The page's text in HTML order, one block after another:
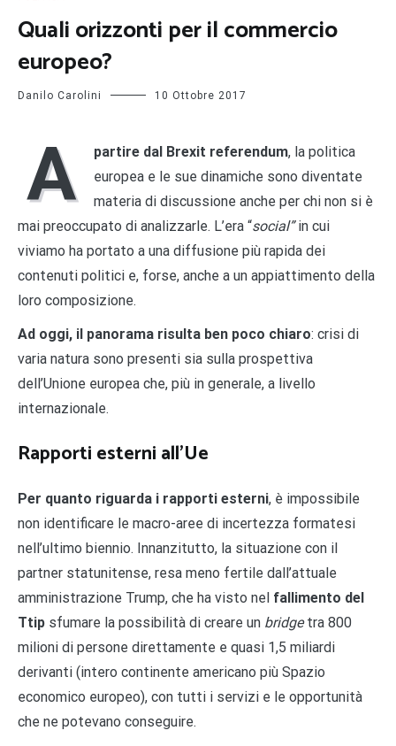
Quali orizzonti per il commercio
europeo?
Danilo Carolini 10 Ottobre 2017
A partire dal Brexit referendum, la politica
europea e le sue dinamiche sono diventate
materia di discussione anche per chi non si è
mai preoccupato di analizzarle. L’era “social”in cui
viviamo ha portato a una diffusione più rapida dei
contenuti politici e, forse, anche a un appiattimento della
loro composizione.
Ad oggi, il panorama risulta ben poco chiaro: crisi di
varia natura sono presenti sia sulla prospettiva
dell’Unione europea che, più in generale, a livello
internazionale.
Rapporti esterni all’Ue
Per quanto riguarda i rapporti esterni, è impossibile
non identificare le macro-aree di incertezza formatesi
nell’ultimo biennio. Innanzitutto, la situazione con il
partner statunitense, resa meno fertile dall’attuale
amministrazione Trump, che ha visto nel fallimento del
Ttip sfumare la possibilità di creare un bridgetra 800
milioni di persone direttamente e quasi 1,5 miliardi
derivanti (intero continente americano più Spazio
economico europeo), con tutti i servizi e le opportunità
che ne potevano conseguire.